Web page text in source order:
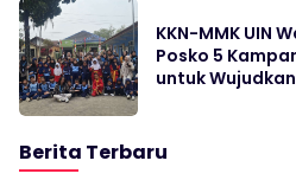
KKN-MMK UIN
Posko 5
untuk
Berita Terbaru